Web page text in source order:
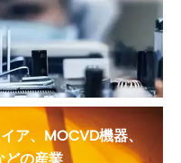
ア、MOCVD機器、